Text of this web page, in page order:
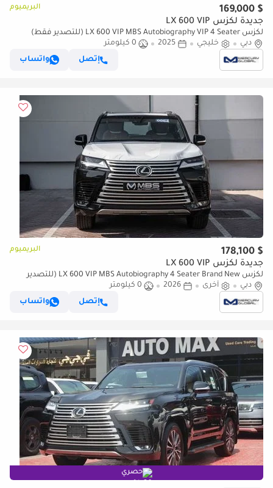
$ 169,000 البريميوم
جديدة لكزس LX 600 VIP
لكزس LX 600 VIP MBS Autobiography VIP 4 Seater (للتصدير فقط)
دبي
خليجي 2025
0 كيلومتر
إتصل
واتساب
$ 178,100 البريميوم
جديدة لكزس LX 600 VIP
لكزس LX 600 VIP MBS Autobiography 4 Seater Brand New (للتصدير
فقط)
دبي أخرى 2026
0 كيلومتر
إتصل
واتساب
حصري